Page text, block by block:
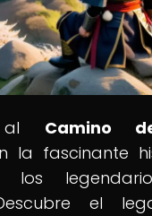
al Camino
la fascinante
el